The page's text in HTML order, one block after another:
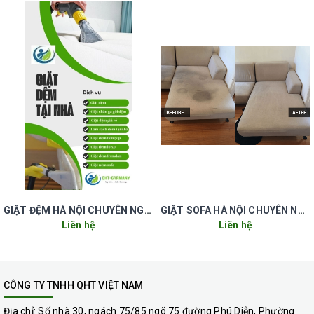
0966.612.359 -0912.823.876.
GIẶT ĐỆM HÀ NỘI CHUYÊN NGHIỆP UY TÍN GIÁ RẺ
Liên hệ
GIẶT SOFA HÀ NỘI CHUYÊN NGHIỆP UY TÍN GIÁ RẺ
Liên hệ
CÔNG TY TNHH QHT VIỆT NAM
Địa chỉ: Số nhà 30, ngách 75/85 ngõ 75 đường Phú Diễn, Phường